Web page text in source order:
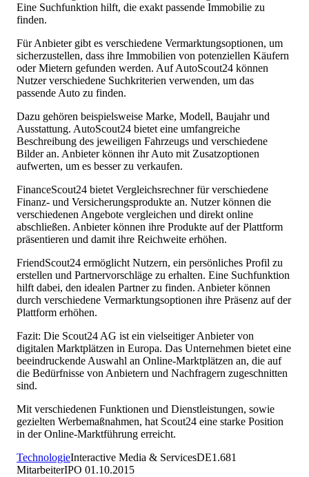
Eine Suchfunktion hilft, die exakt passende Immobilie zu
finden.
Für Anbieter gibt es verschiedene Vermarktungsoptionen, um
sicherzustellen, dass ihre Immobilien von potenziellen Käufern
oder Mietern gefunden werden. Auf AutoScout24 können
Nutzer verschiedene Suchkriterien verwenden, um das
passende Auto zu finden.
Dazu gehören beispielsweise Marke, Modell, Baujahr und
Ausstattung. AutoScout24 bietet eine umfangreiche
Beschreibung des jeweiligen Fahrzeugs und verschiedene
Bilder an. Anbieter können ihr Auto mit Zusatzoptionen
aufwerten, um es besser zu verkaufen.
FinanceScout24 bietet Vergleichsrechner für verschiedene
Finanz- und Versicherungsprodukte an. Nutzer können die
verschiedenen Angebote vergleichen und direkt online
abschließen. Anbieter können ihre Produkte auf der Plattform
präsentieren und damit ihre Reichweite erhöhen.
FriendScout24 ermöglicht Nutzern, ein persönliches Profil zu
erstellen und Partnervorschläge zu erhalten. Eine Suchfunktion
hilft dabei, den idealen Partner zu finden. Anbieter können
durch verschiedene Vermarktungsoptionen ihre Präsenz auf der
Plattform erhöhen.
Fazit: Die Scout24 AG ist ein vielseitiger Anbieter von
digitalen Marktplätzen in Europa. Das Unternehmen bietet eine
beeindruckende Auswahl an Online-Marktplätzen an, die auf
die Bedürfnisse von Anbietern und Nachfragern zugeschnitten
sind.
Mit verschiedenen Funktionen und Dienstleistungen, sowie
gezielten Werbemaßnahmen, hat Scout24 eine starke Position
in der Online-Marktführung erreicht.
TechnologieInteractive Media & ServicesDE1.681
MitarbeiterIPO 01.10.2015